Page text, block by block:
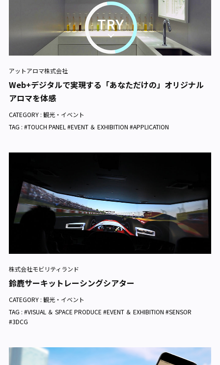
アットアロマ株式会社
Web+デジタルで実現する「あなただけの」オリジナル
アロマを体感
CATEGORY : 観光・イベント
TAG : #TOUCH PANEL #EVENT ＆ EXHIBITION #APPLICATION
株式会社モビリティランド
鈴鹿サーキットレーシングシアター
CATEGORY : 観光・イベント
TAG : #VISUAL ＆ SPACE PRODUCE #EVENT ＆ EXHIBITION #SENSOR
#3DCG